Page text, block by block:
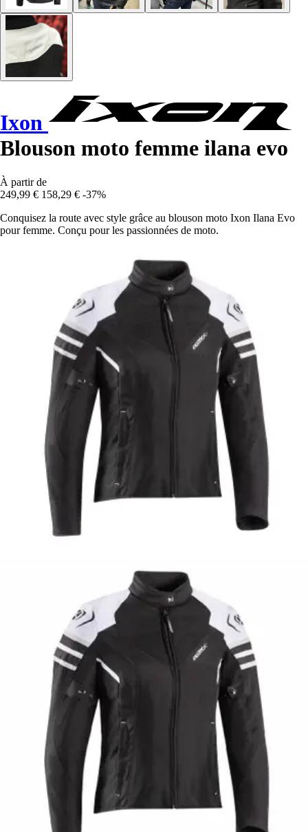
Ixon
Blouson moto femme ilana evo
À partir de
249,99 € 158,29 € -37%
Conquisez la route avec style grâce au blouson moto Ixon Ilana Evo
pour femme. Conçu pour les passionnées de moto.